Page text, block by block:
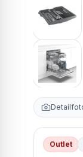
Outlet